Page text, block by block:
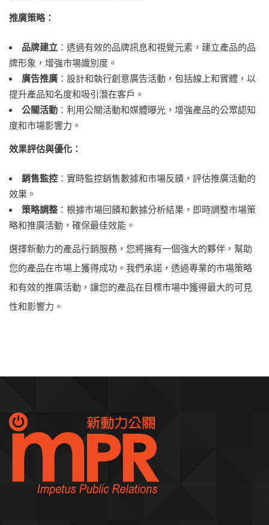
推廣策略：
品牌建立 ：透過有效的品牌訊息和視覺元素，建立產品的品
牌形象，增強市場識別度。
廣告推廣 ：設計和執行創意廣告活動，包括線上和實體，以
提升產品知名度和吸引潛在客戶。
公關活動 ：利用公關活動和媒體曝光，增強產品的公眾認知
度和市場影響力。
效果評估與優化：
銷售監控 ：實時監控銷售數據和市場反饋，評估推廣活動的
效果。
策略調整 ：根據市場回饋和數據分析結果，即時調整市場策
略和推廣活動，確保最佳效能。
選擇新動力的產品行銷服務，您將擁有一個強大的夥伴，幫助
您的產品在市場上獲得成功。我們承諾，透過專業的市場策略
和有效的推廣活動，讓您的產品在目標市場中獲得最大的可見
性和影響力。